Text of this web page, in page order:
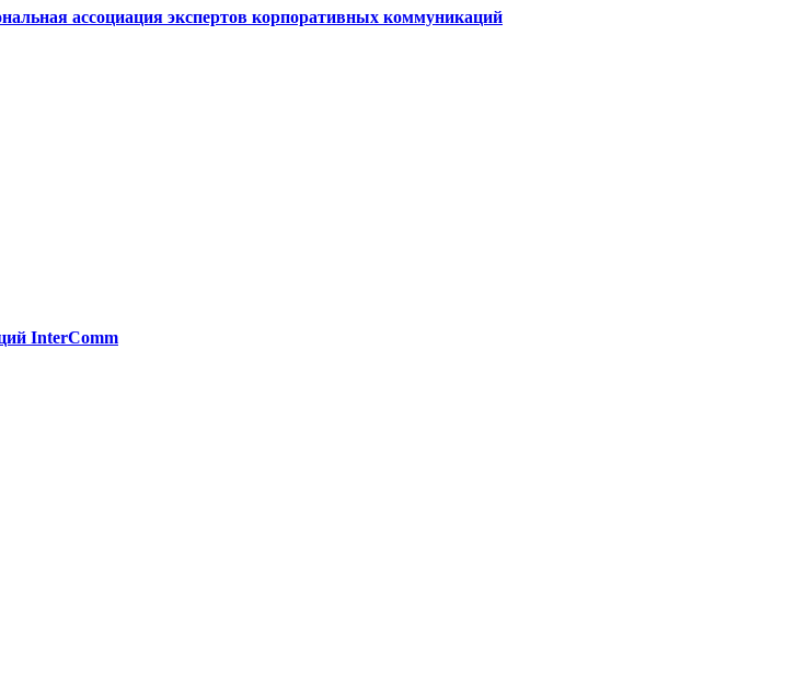
ассоциация экспертов корпоративных коммуникаций
InterComm